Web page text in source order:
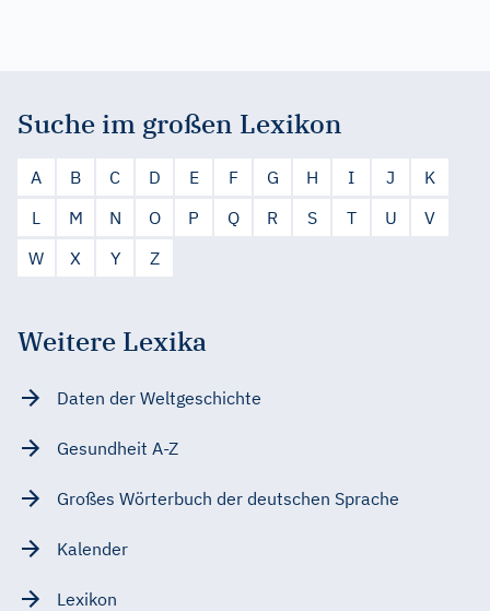
Suche im großen Lexikon
A B C D E F G H I J
K
L
M N O P Q R S T U
V
W
X Y Z
Weitere Lexika
Daten der Weltgeschichte
Gesundheit A-Z
Großes Wörterbuch der deutschen Sprache
Kalender
Lexikon